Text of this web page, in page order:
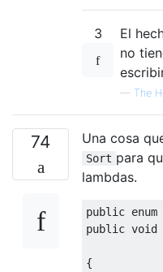
3
El
no
— The
74 Una cosa
Sort para
lambdas.
public enum
public void
{